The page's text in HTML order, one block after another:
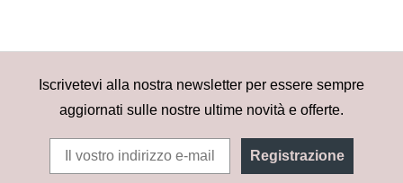
Iscrivetevi alla nostra newsletter per essere sempre
aggiornati sulle nostre ultime novità e offerte.
Registrazione